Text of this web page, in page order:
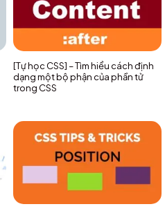
[Tự học CSS] – Tìm hiểu cách định
dạng một bộ phận của phần tử
trong CSS